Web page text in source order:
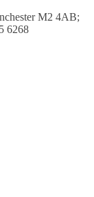
M2 4AB;
6268